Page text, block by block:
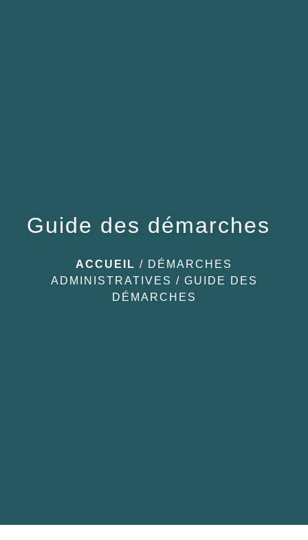
Guide des démarches
ACCUEIL / DÉMARCHES
ADMINISTRATIVES / GUIDE DES
DÉMARCHES